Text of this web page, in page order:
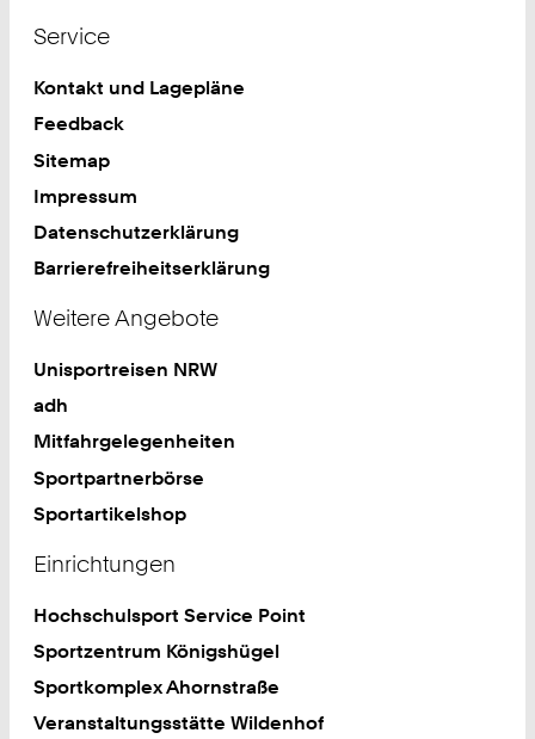
Service
Kontakt und Lagepläne
Feedback
Sitemap
Impressum
Datenschutzerklärung
Barrierefreiheitserklärung
Weitere Angebote
Unisportreisen NRW
adh
Mitfahrgelegenheiten
Sportpartnerbörse
Sportartikelshop
Einrichtungen
Hochschulsport Service Point
Sportzentrum Königshügel
Sportkomplex Ahornstraße
Veranstaltungsstätte Wildenhof